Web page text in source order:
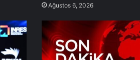
Ağustos 6, 2026